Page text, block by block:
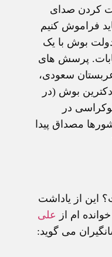
کردن صدای
فراموش کنيم
بوش با يک
پرسش های
سعودی،
بوش (در
در
مصداق پيدا
اين از ياداشت
ام از علی
می گويد: